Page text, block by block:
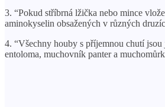
3. “Pokud stříbrná lžička nebo mince
aminokyselin obsažených v různých
4. “Všechny houby s příjemnou chutí
entoloma, muchovník panter a